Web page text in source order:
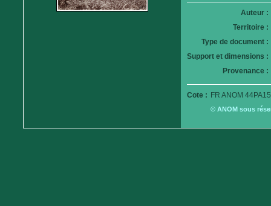
Auteur :
Territoire :
Type de document :
Support et dimensions :
Provenance :
Cote : FR ANOM
© ANOM sous